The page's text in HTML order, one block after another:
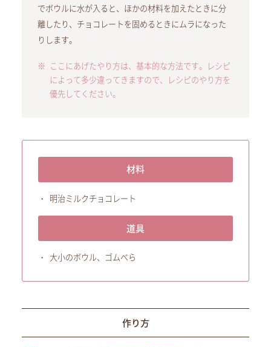
でボウルに水が入ると、ほかの材料を加えたときに分
離したり、チョコレートを固めるときにムラになった
りします。
ここにあげたやり方は、基本的な方法です。レシピ
によって多少違ってきますので、レシピのやり方を
優先してください。
材料
明治ミルクチョコレート
道具
大小のボウル、ゴムべら
作り方